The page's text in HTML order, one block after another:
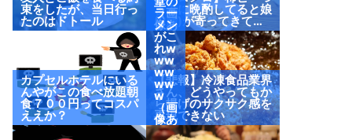
束をしたが、当日行っ
たのはドトール
まみに晩酌してると娘
(2歳)が寄ってきて…
カプセルホテルにいる
んやがこの食べ放題朝
食７００円ってコスパ
ええか？
（画
像あ
り）
【悲報】冷凍食品業界
さん、どうやってもか
ら揚げのサクサク感を
再現できない
ラー
メン
がこ
れw
ww
ww
ww
w
（画
像あ
り）